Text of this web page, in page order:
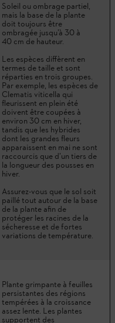
Soleil ou ombrage partiel,
mais la base de la plante
doit toujours être
ombragée jusqu’à 30 à
40 cm de hauteur.
Les espèces diffèrent en
termes de taille et sont
réparties en trois groupes.
Par exemple, les espèces de
Clematis viticella qui
fleurissent en plein été
doivent être coupées à
environ 30 cm en hiver,
tandis que les hybrides
dont les grandes fleurs
apparaissent en mai ne sont
raccourcis que d’un tiers de
la longueur des pousses en
hiver.
Assurez-vous que le sol soit
paillé tout autour de la base
de la plante afin de
protéger les racines de la
sécheresse et de fortes
variations de température.
Plante grimpante à feuilles
persistantes des régions
tempérées à la croissance
assez lente. Les plantes
supportent des